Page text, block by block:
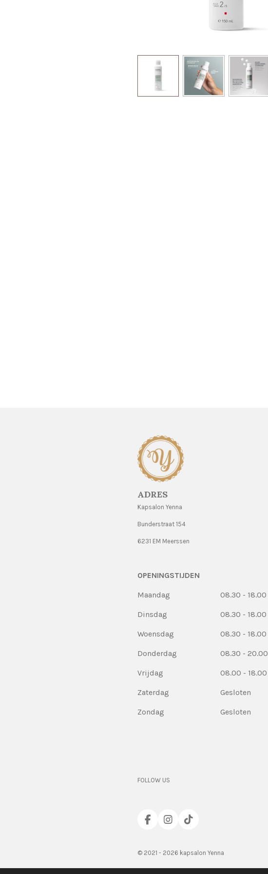
ADRES
Kapsalon Yenna
Bunderstraat 154
6231 EM Meerssen
OPENINGSTIJDEN
Maandag 08.30 - 18.00
Dinsdag 08.30 - 18.00
Woensdag 08.30 - 18.00
Donderdag 08.30 - 20.00
Vrijdag 08.00 - 18.00
Zaterdag Gesloten
Zondag Gesloten
FOLLOW US
F
e
o
I
t
g
T
T
k
© 2021 - 2026 kapsalon Yenna